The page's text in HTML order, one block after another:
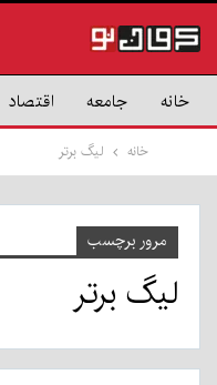
خانه جامعه اقتصاد
خانه لیگ برتر
مرور برچسب
لیگ برتر